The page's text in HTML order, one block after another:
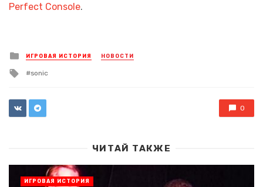
Perfect Console.
Posted
in
ИГРОВАЯ ИСТОРИЯ НОВОСТИ
Tagged
sonic
0
ЧИТАЙ ТАКЖЕ
ИГРОВАЯ ИСТОРИЯ